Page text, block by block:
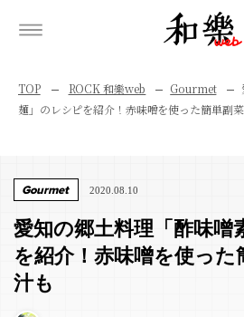
TOP ROCK 和樂web Gourmet
麺」のレシピを紹介！赤味噌を使った簡単副
Gourmet 2020.08.10
愛知の郷土料理「酢味噌
を紹介！赤味噌を使った
汁も